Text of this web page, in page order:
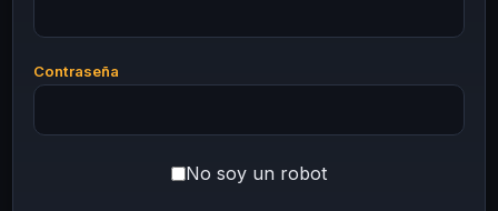
Contraseña
No soy un robot